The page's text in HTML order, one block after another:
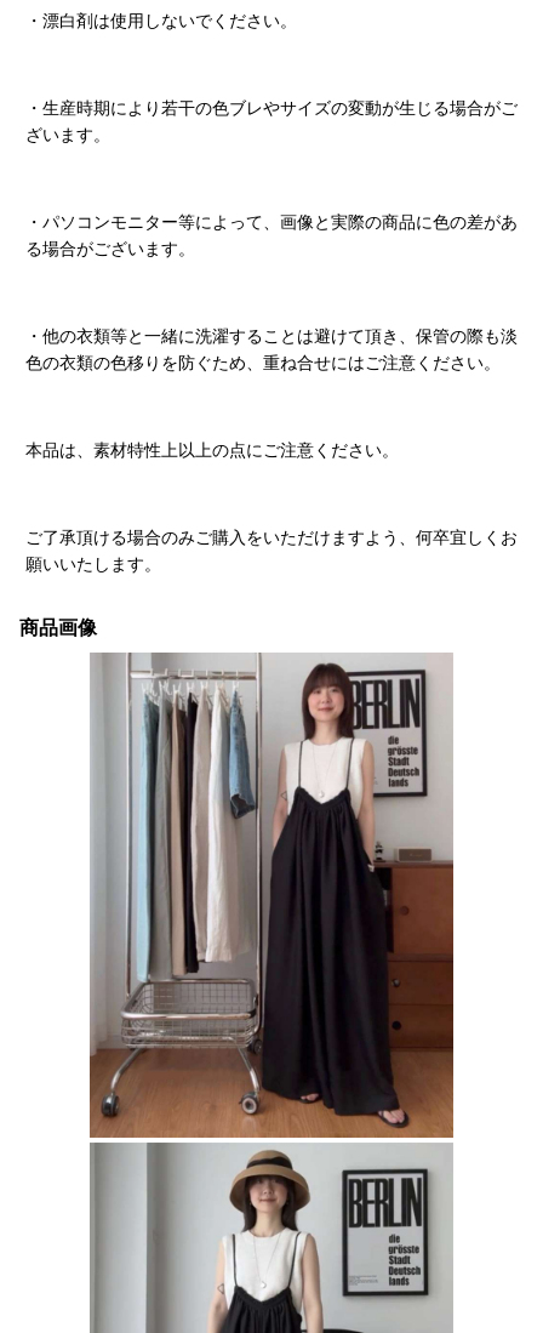
・漂白剤は使用しないでください。
・生産時期により若干の色ブレやサイズの変動が生じる場合がご
ざいます。
・パソコンモニター等によって、画像と実際の商品に色の差があ
る場合がございます。
・他の衣類等と一緒に洗濯することは避けて頂き、保管の際も淡
色の衣類の色移りを防ぐため、重ね合せにはご注意ください。
本品は、素材特性上以上の点にご注意ください。
ご了承頂ける場合のみご購入をいただけますよう、何卒宜しくお
願いいたします。
商品画像